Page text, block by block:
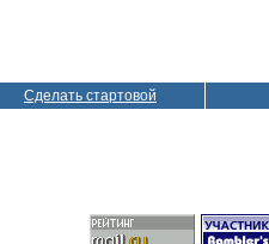
Сделать стартовой